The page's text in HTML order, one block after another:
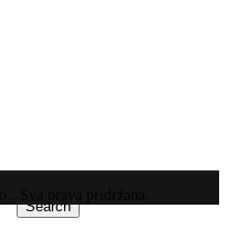
Search